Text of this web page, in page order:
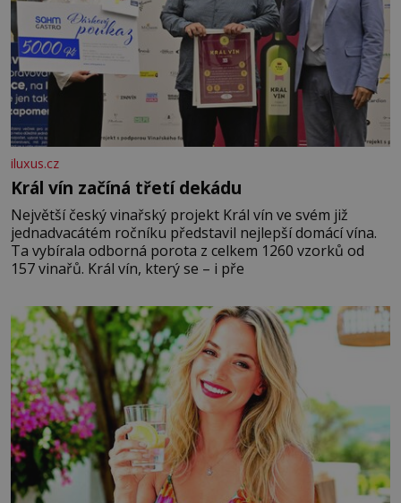
iluxus.cz
Král vín začíná třetí dekádu
Největší český vinařský projekt Král vín ve svém již
jednadvacátém ročníku představil nejlepší domácí vína.
Ta vybírala odborná porota z celkem 1260 vzorků od
157 vinařů. Král vín, který se – i pře